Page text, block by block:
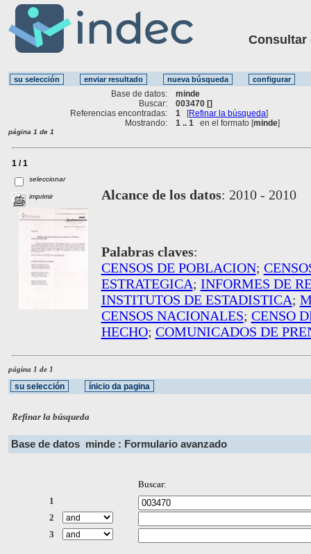
Consultar
Base de datos:
minde
Buscar:
003470 []
Referencias encontradas:
1 [Refinar la búsqueda]
Mostrando:
1 .. 1 en el formato [minde]
página 1 de 1
1 / 1
seleccionar
imprimir Alcance de los datos: 2010 - 2010
Palabras claves:
CENSOS DE POBLACION;
ESTRATEGICA; INFORMES DE
INSTITUTOS DE ESTADISTICA;
CENSOS NACIONALES; CENSO
HECHO; COMUNICADOS DE
página 1 de 1
Refinar la búsqueda
Base de datos minde : Formulario avanzado
Buscar:
1
2
3